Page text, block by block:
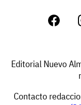
Editorial Nuevo
Contacto